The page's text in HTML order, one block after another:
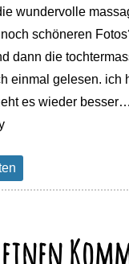
wundervolle
schöneren
dann die
einmal gelesen. ich
es wieder